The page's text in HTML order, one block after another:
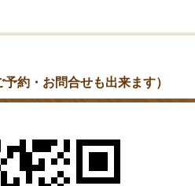
約・お問合せも出来ます）